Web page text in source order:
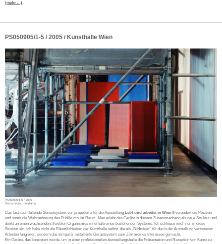
(mehr …)
PS050905/1-5 / 2005 / Kunsthalle Wien
PS050905/1-5 / 2005
Gerüstnetze, mehrfärbig
Das fast raumfüllende Gerüstsystem von propeller z für die Ausstellung Lebt und arbeitet in Wien II verändert die Position
und somit die Wahrnehmung des Publikums im Raum. Man erlebt das Gerüst in diesem Zusammenhang als neue Struktur und
denkt an einen wachsenden, flexiblen Organismus innerhalb eines bestehenden Systems. Ich schleuse mich nun in diese
Struktur ein. Ich habe nicht die Räumlichkeiten der Kunsthalle selbst, die als „Bildträger“ für die in der Ausstellung vertretenen
Arbeiten fungieren, sondern das temporär installierte Gerüstsystem zum Ziel meines Interesses gemacht.
Ein Gerüst, das konzipiert wurde, um in einer professionellen Ausstellungshalle die Präsentation und Rezeption von Kunst zu